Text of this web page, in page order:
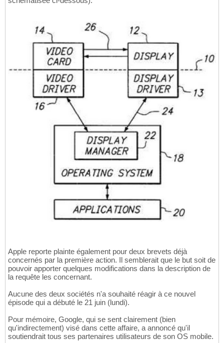
Apple reporte plainte également pour deux brevets déjà
concernés par la première action. Il semblerait que le but soit de
pouvoir apporter quelques modifications dans la description de
la requête les concernant.
Aucune des deux sociétés n'a souhaité réagir à ce nouvel
épisode qui a débuté le 21 juin (lundi).
Pour mémoire, Google, qui se sent clairement (bien
qu'indirectement) visé dans cette affaire, a annoncé qu'il
soutiendrait tous ses partenaires utilisateurs de son OS mobile.